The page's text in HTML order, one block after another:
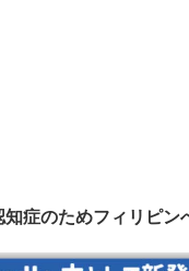
症のためフィリピン